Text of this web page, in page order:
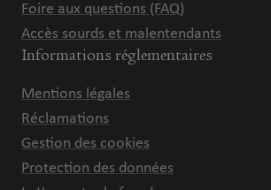
Foire aux questions (FAQ)
Accès sourds et malentendants
Informations réglementaires
Mentions légales
Réclamations
Gestion des cookies
Protection des données